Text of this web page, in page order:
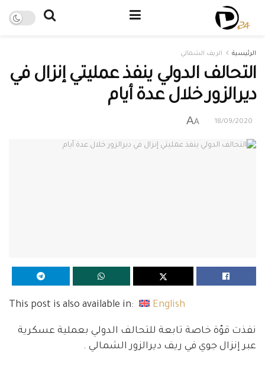
الرئيسية الريف الشمالي
التحالف الدولي ينفذ عمليتي إنزال في
ديرالزور خلال عدة أيام
18/09/2020
A
A
This post is also available in: English
نفذت قوّة خاصة تابعة للتحالف الدولي بعملية عسكرية
عبر إنزال جوي في ريف ديرالزور الشمالي .